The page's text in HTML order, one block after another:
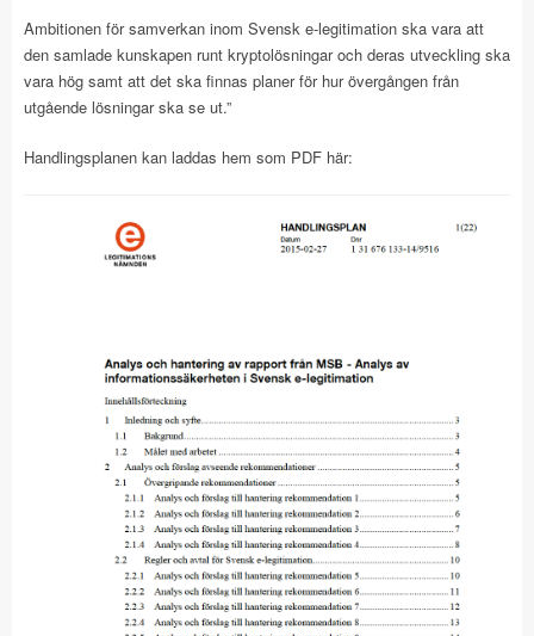
Ambitionen för samverkan inom Svensk e-legitimation ska vara att
den samlade kunskapen runt kryptolösningar och deras utveckling ska
vara hög samt att det ska finnas planer för hur övergången från
utgående lösningar ska se ut.”
Handlingsplanen kan laddas hem som PDF här: